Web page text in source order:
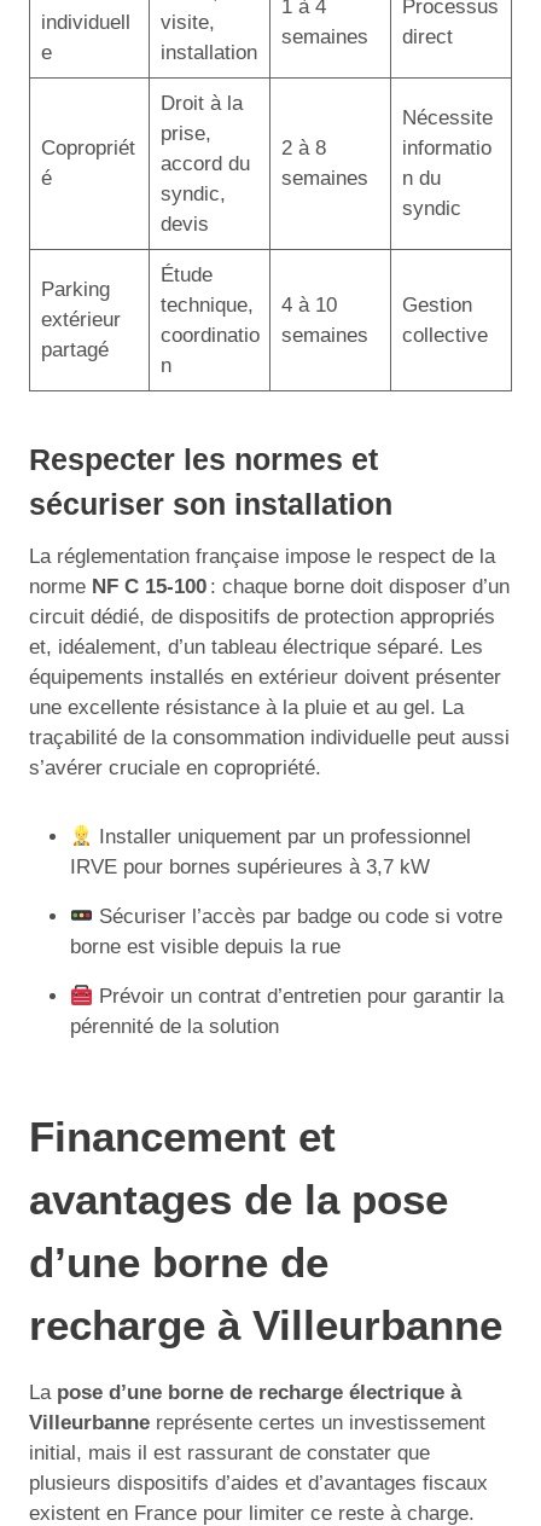
individuell
e
visite,
installation
1 à 4
semaines
Processus
direct
Copropriét
é
Droit à la
prise,
accord du
syndic,
devis
2 à 8
semaines
Nécessite
informatio
n du
syndic
Parking
extérieur
partagé
Étude
technique,
coordinatio
n
4 à 10
semaines
Gestion
collective
Respecter les normes et
sécuriser son installation
La réglementation française impose le respect de la
norme NF C 15-100 : chaque borne doit disposer d’un
circuit dédié, de dispositifs de protection appropriés
et, idéalement, d’un tableau électrique séparé. Les
équipements installés en extérieur doivent présenter
une excellente résistance à la pluie et au gel. La
traçabilité de la consommation individuelle peut aussi
s’avérer cruciale en copropriété.
Installer uniquement par un professionnel
IRVE pour bornes supérieures à 3,7 kW
Sécuriser l’accès par badge ou code si votre
borne est visible depuis la rue
Prévoir un contrat d’entretien pour garantir la
pérennité de la solution
Financement et
avantages de la pose
d’une borne de
recharge à Villeurbanne
La pose d’une borne de recharge électrique à
Villeurbanne représente certes un investissement
initial, mais il est rassurant de constater que
plusieurs dispositifs d’aides et d’avantages fiscaux
existent en France pour limiter ce reste à charge.